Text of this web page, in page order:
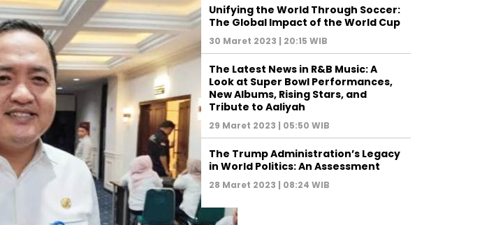
Unifying the World Through Soccer:
The Global Impact of the World Cup
30 Maret 2023 | 20:15 WIB
The Latest News in R&B Music: A
Look at Super Bowl Performances,
New Albums, Rising Stars, and
Tribute to Aaliyah
29 Maret 2023 | 05:50 WIB
The Trump Administration’s Legacy
in World Politics: An Assessment
28 Maret 2023 | 08:24 WIB